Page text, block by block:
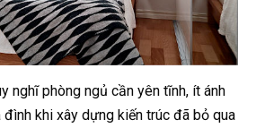
nghĩphòng ngủ cần yên tĩnh, ít ánh
đình khi xây dựng kiến trúc đã bỏ qua